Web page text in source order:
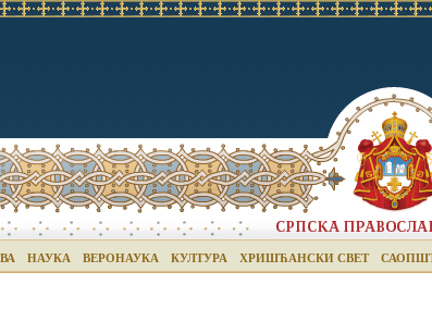
НАУКА ВЕРОНАУКА КУЛТУРА ХРИШЋАНСКИ СВЕТ